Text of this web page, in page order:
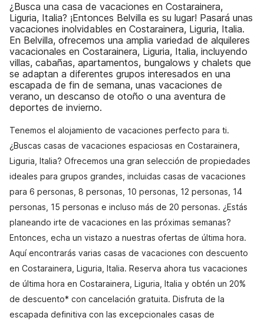
¿Busca una casa de vacaciones en Costarainera,
Liguria, Italia? ¡Entonces Belvilla es su lugar! Pasará unas
vacaciones inolvidables en Costarainera, Liguria, Italia.
En Belvilla, ofrecemos una amplia variedad de alquileres
vacacionales en Costarainera, Liguria, Italia, incluyendo
villas, cabañas, apartamentos, bungalows y chalets que
se adaptan a diferentes grupos interesados en una
escapada de fin de semana, unas vacaciones de
verano, un descanso de otoño o una aventura de
deportes de invierno.
Tenemos el alojamiento de vacaciones perfecto para ti.
¿Buscas casas de vacaciones espaciosas en Costarainera,
Liguria, Italia? Ofrecemos una gran selección de propiedades
ideales para grupos grandes, incluidas casas de vacaciones
para 6 personas, 8 personas, 10 personas, 12 personas, 14
personas, 15 personas e incluso más de 20 personas. ¿Estás
planeando irte de vacaciones en las próximas semanas?
Entonces, echa un vistazo a nuestras ofertas de última hora.
Aquí encontrarás varias casas de vacaciones con descuento
en Costarainera, Liguria, Italia. Reserva ahora tus vacaciones
de última hora en Costarainera, Liguria, Italia y obtén un 20%
de descuento* con cancelación gratuita. Disfruta de la
escapada definitiva con las excepcionales casas de